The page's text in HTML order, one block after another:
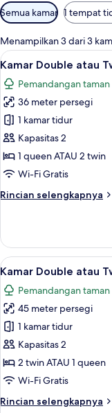
Filter
tersedia
untuk
kamar
Semua kamar 1 tempat
Menampilkan 3 dari 3
Lihat
semua
foto
untuk
Kamar
Double
atau
Twin
6
Kamar Double atau
Pemandangan taman
36 meter persegi
1 kamar tidur
Kapasitas 2
1 queen ATAU 2 twin
Wi-Fi Gratis
Rincian selengkapnya
Rincian
Kamar
Double
atau
Twin
Superior
Lihat
semua
foto
untuk
Kamar
Double
atau
Twin
6
Kamar Double atau
Pemandangan taman
45 meter persegi
1 kamar tidur
Kapasitas 2
2 twin ATAU 1 queen
Wi-Fi Gratis
Rincian selengkapnya
Rincian